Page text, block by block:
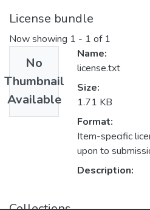
License bundle
Now showing 1 - 1 of 1
No
Thumbnail
Available
Name:
license.txt
Size:
1.71 KB
Format:
Item-specific
upon to
Description: